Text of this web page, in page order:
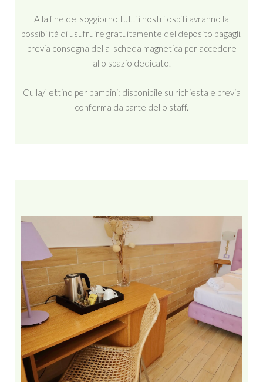
Alla fine del soggiorno tutti i nostri ospiti avranno la
possibilità di usufruire gratuitamente del deposito bagagli,
previa consegna della scheda magnetica per accedere
allo spazio dedicato.
Culla/ lettino per bambini: disponibile su richiesta e previa
conferma da parte dello staff.
Comfort & comodità
In ogni camera del Sonnino Suite è disponibile per voi un
bollitore con the e caffè.